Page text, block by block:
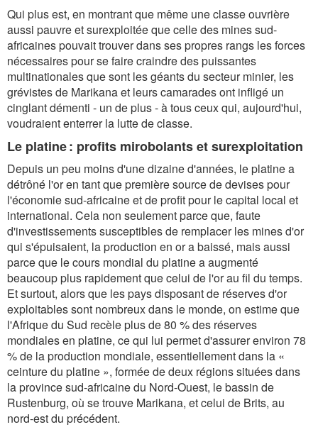
Qui plus est, en montrant que même une classe ouvrière
aussi pauvre et surexploitée que celle des mines sud-
africaines pouvait trouver dans ses propres rangs les forces
nécessaires pour se faire craindre des puissantes
multinationales que sont les géants du secteur minier, les
grévistes de Marikana et leurs camarades ont infligé un
cinglant démenti - un de plus - à tous ceux qui, aujourd'hui,
voudraient enterrer la lutte de classe.
Le platine : profits mirobolants et surexploitation
Depuis un peu moins d'une dizaine d'années, le platine a
détrôné l'or en tant que première source de devises pour
l'économie sud-africaine et de profit pour le capital local et
international. Cela non seulement parce que, faute
d'investissements susceptibles de remplacer les mines d'or
qui s'épuisaient, la production en or a baissé, mais aussi
parce que le cours mondial du platine a augmenté
beaucoup plus rapidement que celui de l'or au fil du temps.
Et surtout, alors que les pays disposant de réserves d'or
exploitables sont nombreux dans le monde, on estime que
l'Afrique du Sud recèle plus de 80 % des réserves
mondiales en platine, ce qui lui permet d'assurer environ 78
% de la production mondiale, essentiellement dans la «
ceinture du platine », formée de deux régions situées dans
la province sud-africaine du Nord-Ouest, le bassin de
Rustenburg, où se trouve Marikana, et celui de Brits, au
nord-est du précédent.